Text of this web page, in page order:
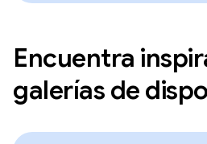
Encuentra
galerías de